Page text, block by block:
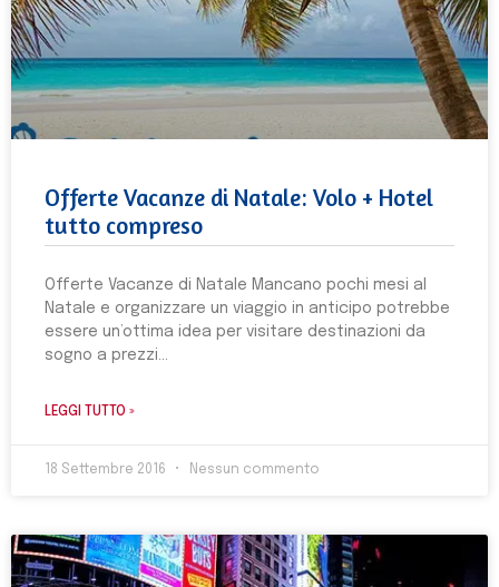
Offerte Vacanze di Natale: Volo + Hotel
tutto compreso
Offerte Vacanze di Natale Mancano pochi mesi al
Natale e organizzare un viaggio in anticipo potrebbe
essere un’ottima idea per visitare destinazioni da
sogno a prezzi
LEGGI TUTTO »
18 Settembre 2016 Nessun commento